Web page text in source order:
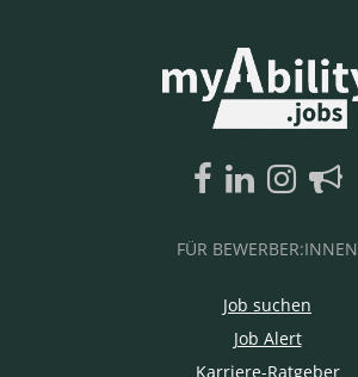
FÜR BEWERBER:INNEN
Job suchen
Job Alert
Karriere-Ratgeber